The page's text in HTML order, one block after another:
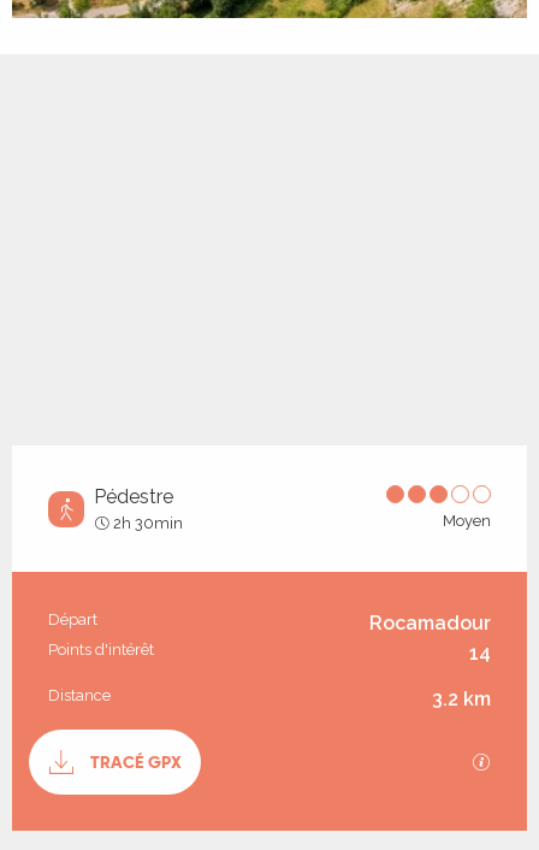
Pédestre
2h 30min Moyen
Informations pratiques
Départ Rocamadour
Points d'intérêt 14
Distance 3.2 km
Documentation
TRACÉ GPX